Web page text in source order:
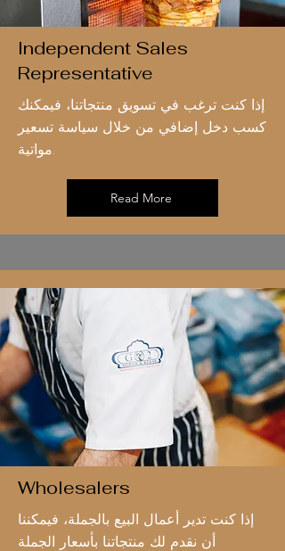
Independent Sales
Representative
إذا كنت ترغب في تسويق منتجاتنا، فيمكنك
كسب دخل إضافي من خلال سياسة تسعير
مواتية.
Read More
Wholesalers
إذا كنت تدير أعمال البيع بالجملة، فيمكننا
أن نقدم لك منتجاتنا بأسعار الجملة